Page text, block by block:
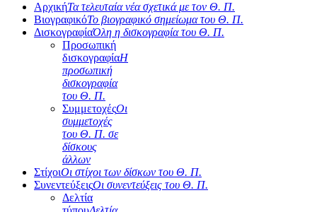
ΑρχικήΤα τελευταία νέα σχετικά με τον Θ. Π.
ΒιογραφικόΤο βιογραφικό σημείωμα του Θ. Π.
ΔισκογραφίαΌλη η δισκογραφία του Θ. Π.
Προσωπική
δισκογραφίαΗ
προσωπική
δισκογραφία
του Θ. Π.
ΣυμμετοχέςΟι
συμμετοχές
του Θ. Π. σε
δίσκους
άλλων
ΣτίχοιΟι στίχοι των δίσκων του Θ. Π.
ΣυνεντεύξειςΟι συνεντεύξεις του Θ. Π.
Δελτία